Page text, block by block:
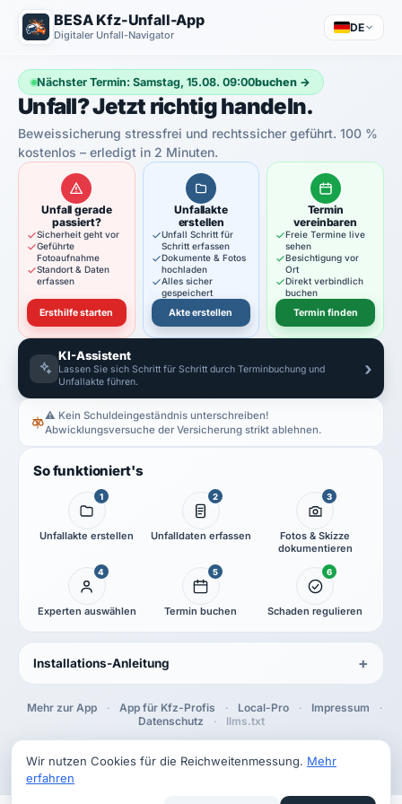
Wir nutzen Cookies für die Reichweitenmessung. Mehr
erfahren
BESA Kfz-Unfall-App
Digitaler Unfall-Navigator
DE
Nächster Termin: Samstag, 15.08. 09:00buchen →
Unfall? Jetzt richtig handeln.
Beweissicherung stressfrei und rechtssicher geführt. 100 %
kostenlos – erledigt in 2 Minuten.
Unfall gerade
passiert?
Sicherheit geht vor
Geführte
Fotoaufnahme
Standort & Daten
erfassen
Ersthilfe starten
Unfallakte
erstellen
Unfall Schritt für
Schritt erfassen
Dokumente & Fotos
hochladen
Alles sicher
gespeichert
Akte erstellen
Termin
vereinbaren
Freie Termine live
sehen
Besichtigung vor
Ort
Direkt verbindlich
buchen
Termin finden
KI-Assistent
Lassen Sie sich Schritt für Schritt durch Terminbuchung und
Unfallakte führen.
›
⚠️ Kein Schuldeingeständnis unterschreiben!
Abwicklungsversuche der Versicherung strikt ablehnen.
So funktioniert's
1
Unfallakte erstellen
2
Unfalldaten erfassen
3
Fotos & Skizze
dokumentieren
4
Experten auswählen
5
Termin buchen
6
Schaden regulieren
Installations-Anleitung
Mehr zur App · App für Kfz-Profis · Local-Pro · Impressum
·
Datenschutz
·
llms.txt